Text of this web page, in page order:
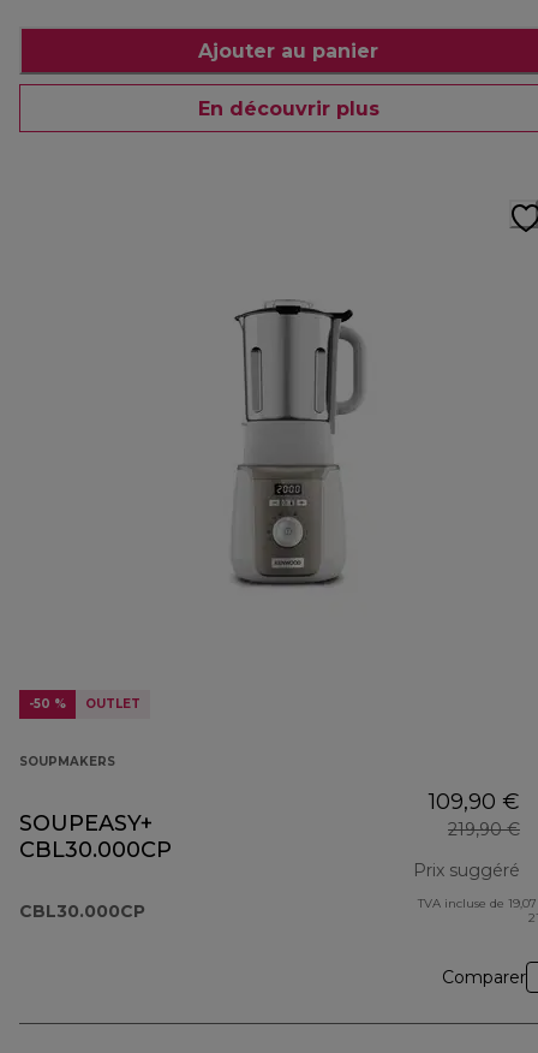
Ajouter au panier
En découvrir plus
-50 % OUTLET
SOUPMAKERS
SOUPEASY+
CBL30.000CP
CBL30.000CP
109,90 €
219,90 €
Prix suggéré
TVA incluse de
Comparer